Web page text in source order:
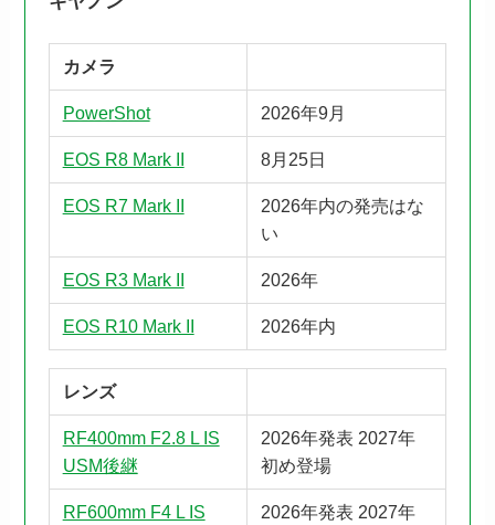
カメラ
PowerShot 2026年9月
EOS R8 Mark II 8月25日
EOS R7 Mark II
2026年内の発売はな
い
EOS R3 Mark II 2026年
EOS R10 Mark II 2026年内
レンズ
RF400mm F2.8 L IS
USM後継
2026年発表 2027年
初め登場
RF600mm F4 L IS 2026年発表 2027年